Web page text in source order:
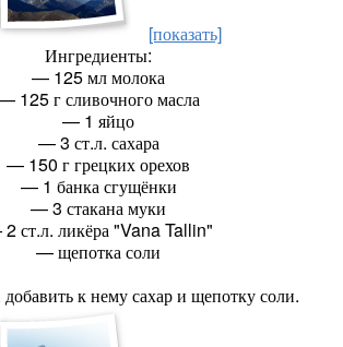
[показать]
Ингредиенты:
— 125 мл молока
125 г сливочного масла
— 1 яйцо
— 3 ст.л. сахара
— 150 г грецких орехов
— 1 банка сгущёнки
— 3 стакана муки
ст.л. ликёра "Vana Tallin"
— щепотка соли
добавить к нему сахар и щепотку соли.